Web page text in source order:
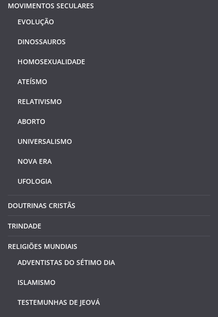
MOVIMENTOS SECULARES
EVOLUÇÃO
DINOSSAUROS
HOMOSEXUALIDADE
ATEÍSMO
RELATIVISMO
ABORTO
UNIVERSALISMO
NOVA ERA
UFOLOGIA
DOUTRINAS CRISTÃS
TRINDADE
RELIGIÕES MUNDIAIS
ADVENTISTAS DO SÉTIMO DIA
ISLAMISMO
TESTEMUNHAS DE JEOVÁ